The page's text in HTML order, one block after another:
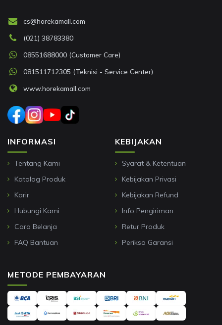
INFORMASI
Tentang Kami
Katalog Produk
Karir
Hubungi Kami
Cara Belanja
FAQ Bantuan
KEBIJAKAN
Syarat & Ketentuan
Kebijakan Privasi
Kebijakan Refund
Info Pengiriman
Retur Produk
Periksa Garansi
cs@horekamall.com
(021) 38783380
08551688000 (Customer Care)
081511712305 (Teknisi - Service Center)
www.horekamall.com
METODE PEMBAYARAN